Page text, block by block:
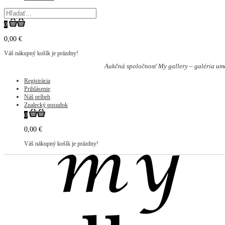
0
0,00 €
Váš nákupný košík je prázdny!
Aukčná spoločnosť My gallery – galéria
Registrácia
Prihlásenie
Náš príbeh
Znalecký posudok
0
0,00 €
Váš nákupný košík je prázdny!